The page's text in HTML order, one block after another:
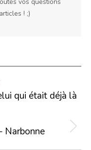
! ;)
qui était déjà là
Narbonne